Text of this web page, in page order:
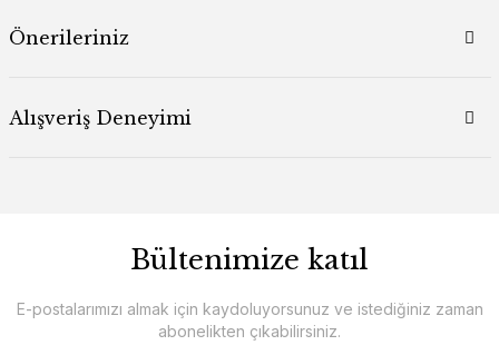
Önerileriniz
Alışveriş Deneyimi
Bültenimize katıl
E-postalarımızı almak için kaydoluyorsunuz ve istediğiniz zaman
abonelikten çıkabilirsiniz.